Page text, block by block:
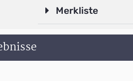
Merkliste